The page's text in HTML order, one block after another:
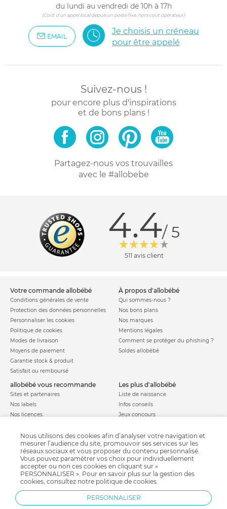
du lundi au vendredi de 10h à 17h
(Coût d'un appel local depuis un poste fixe, hors coût opérateur)
EMAIL
Je choisis un créneau
pour être appelé
Suivez-nous !
pour encore plus d'inspirations
et de bons plans !
Partagez-nous vos trouvailles
avec le #allobebe
4.4/ 5
511 avis client
votre commande allobébé
Conditions générales de vente
Protection des données personnelles
Personnaliser les cookies
Politique de cookies
Modes de livraison
Moyens de paiement
Garantie stock & produit
Satisfait ou remboursé
à propos d'allobébé
Qui sommes-nous ?
Nos bons plans
Nos marques
Mentions légales
Comment se protéger du phishing ?
Soldes allobébé
allobébé vous recommande
Sites et partenaires
Nos labels
Nos licences
les plus d'allobébé
Liste de naissance
Infos conseils
Jeux concours
Parrainage
Paiement sécurisé
Charte qualité
Nous utilisons des cookies afin d’analyser votre navigation et
mesurer l’audience du site, promouvoir ses services sur les
réseaux sociaux et vous proposer du contenu personnalisé.
Vous pouvez paramétrer vos choix pour individuellement
accepter ou non ces cookies en cliquant sur «
PERSONNALISER ». Pour en savoir plus sur la gestion des
cookies, consultez notre politique de cookies.
PERSONNALISER